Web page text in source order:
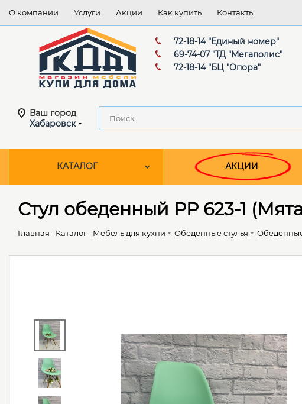
О компании Услуги Акции Как купить Контакты
72-18-14 "Единый номер"
69-74-07 "ТД "Мегаполис"
72-18-14 "БЦ "Опора"
Ваш город
Хабаровск
КАТАЛОГ АКЦИИ
Стул обеденный PP 623-1
Главная Каталог Мебель для кухни Обеденные cтулья